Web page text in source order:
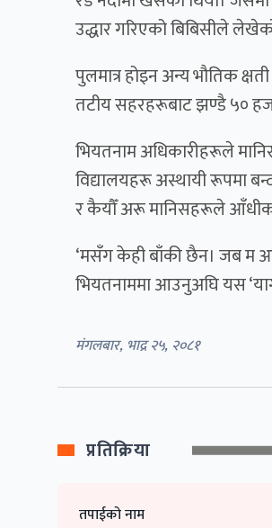
उद्धार गरिएको बिबिसीले
पुलमात्र होइन अन्य भौतिक
तटीय सहरहरूबाट झण्डै ५०
भियतनाम अधिकारीहरूले
विद्यालयहरू अस्थायी रूपमा
र कैयौँ अरू मानिसहरूले
‘मसँग केही बाँकी छैन। जब म
भियतनाममा आउनुअघि यस
मंगलबार, भाद्र २५, २०८१
प्रतिक्रिया
तपाईको नाम